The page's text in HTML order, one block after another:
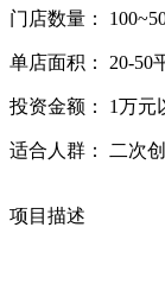
门店数量：
单店面积： 20-50
投资金额： 1万元
适合人群： 二次
项目描述